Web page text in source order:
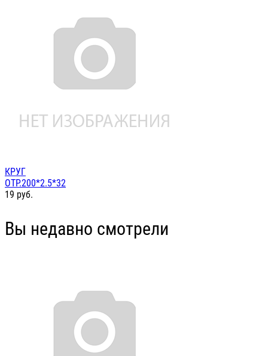
КРУГ
ОТР.200*2.5*32
19 руб.
Вы недавно смотрели